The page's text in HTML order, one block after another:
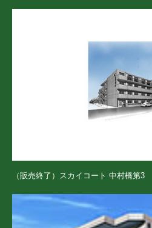
（販売終了）スカイコート 中村橋第3